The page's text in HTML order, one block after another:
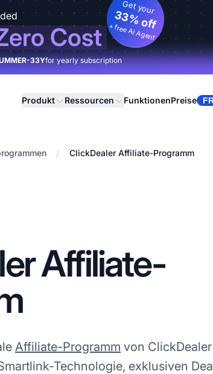
Cost
Get your
33% off
+ free AI Agent
33Yfor yearly subscription
Produkt Ressourcen FunktionenPreise
/ ClickDealer Affiliate-Programm
Affiliate-
Affiliate-Programm von
Technologie, exklusiven